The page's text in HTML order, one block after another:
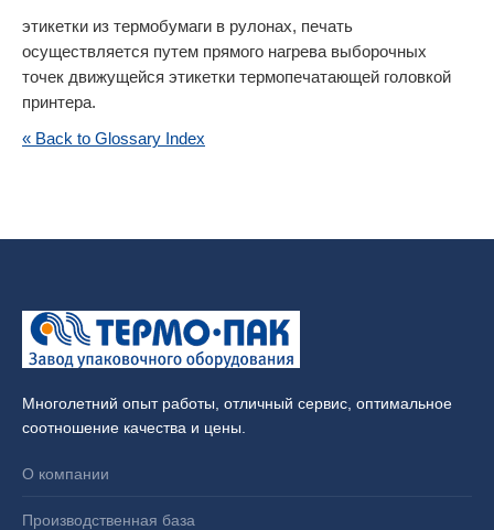
этикетки из термобумаги в рулонах, печать
осуществляется путем прямого нагрева выборочных
точек движущейся этикетки термопечатающей головкой
принтера.
« Back to Glossary Index
Многолетний опыт работы, отличный сервис, оптимальное
соотношение качества и цены.
О компании
Производственная база